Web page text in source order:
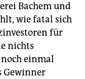
Bachem und
wie fatal sich
für
nichts
einmal
Gewinner